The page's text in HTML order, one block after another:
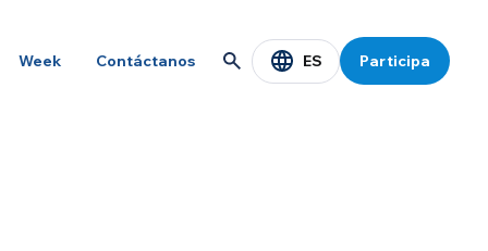
Week Contáctanos ES Participa